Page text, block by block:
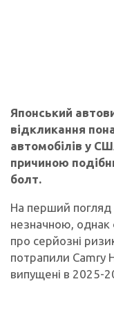
Японський
відкликання
автомобілів у
причиною
болт.
На перший
незначною, однак
про серйозні
потрапили Camry
випущені в 2025-